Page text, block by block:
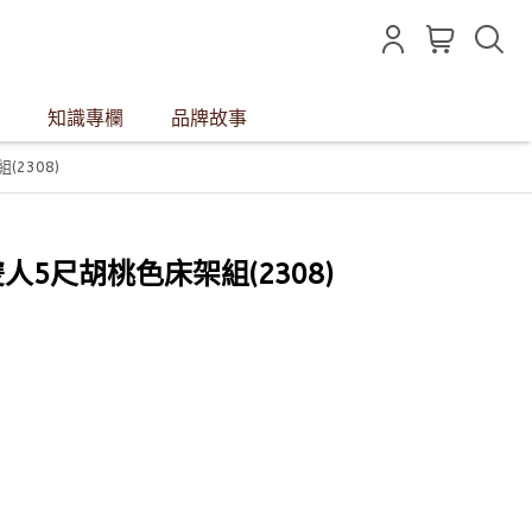
知識專欄 品牌故事
(2308)
5尺胡桃色床架組(2308)